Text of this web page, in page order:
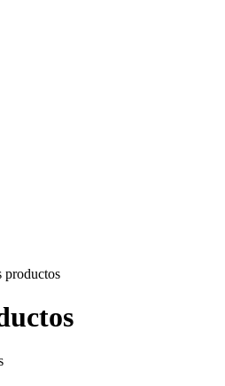
productos